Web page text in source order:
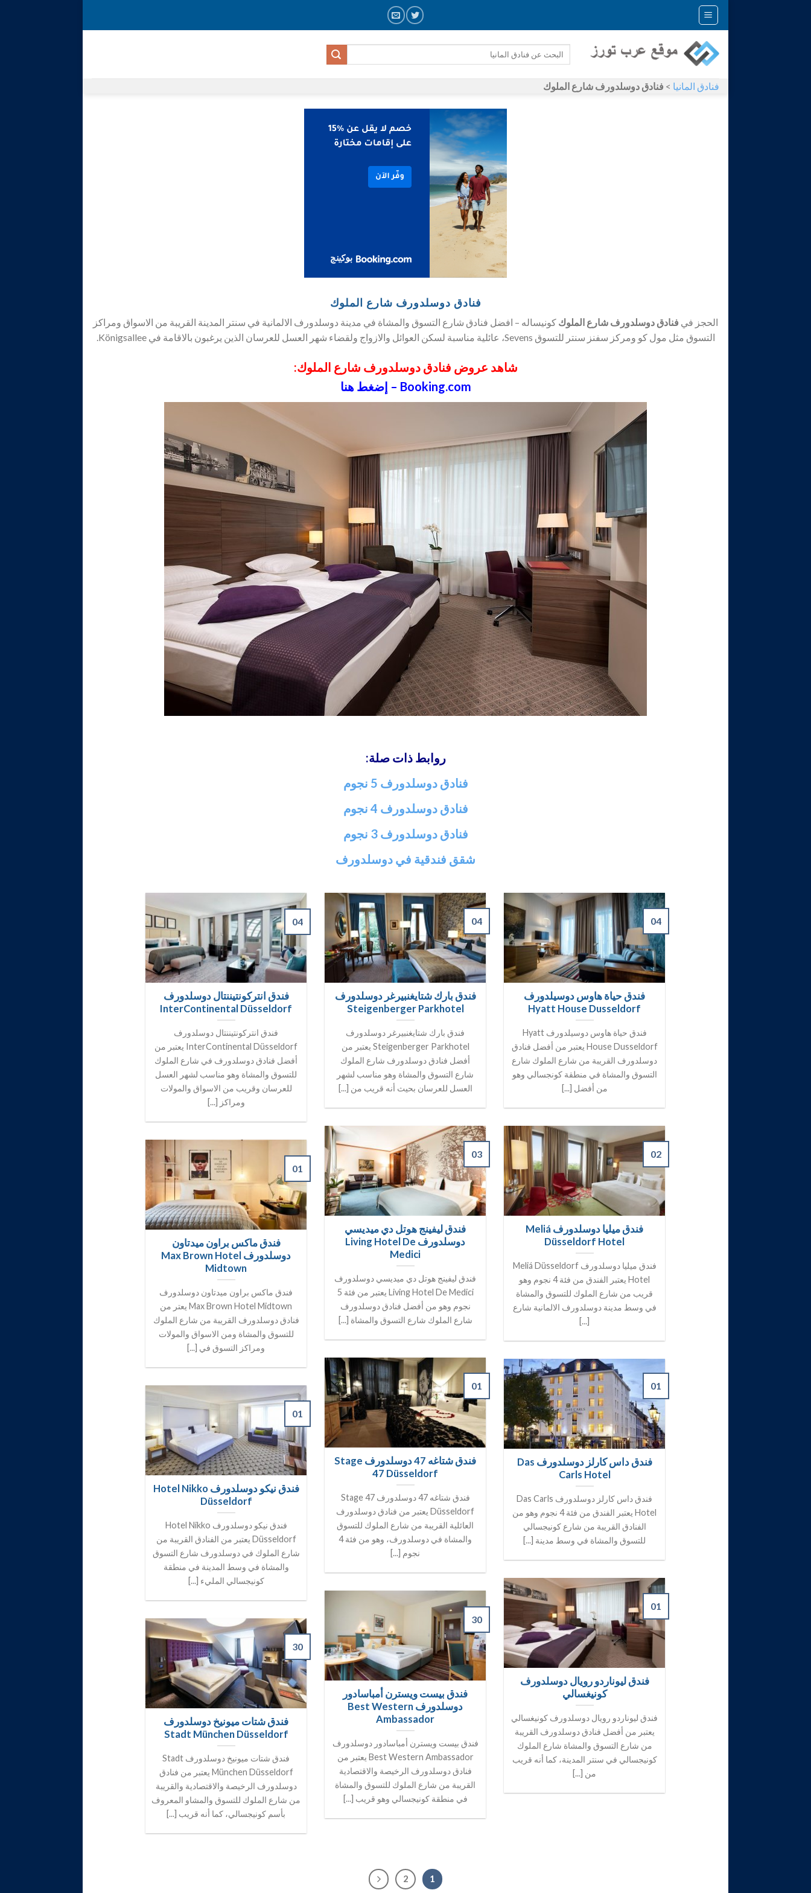
Skip
فنادق المانيا > فنادق دوسلدورف شارع الملوك
فنادق دوسلدورف شارع الملوك
الحجز في فنادق دوسلدورف شارع الملوك كونيساله – افضل فنادق شارع التسوق والمشاة في مدينة دوسلدورف الالمانية في سنتر المدينة القريبة من الاسواق ومراكز
التسوق مثل مول كو ومركز سفنز سنتر للتسوق Sevens، عائلية مناسبة لسكن العوائل والازواج ولقضاء شهر العسل للعرسان الذين يرغبون بالاقامة في Königsallee.
شاهد عروض فنادق دوسلدورف شارع الملوك:
Booking.com – إضغط هنا
روابط ذات صلة:
فنادق دوسلدورف 5 نجوم
فنادق دوسلدورف 4 نجوم
فنادق دوسلدورف 3 نجوم
شقق فندقية في دوسلدورف
فندق انتركونتيننتال دوسلدورف
InterContinental Düsseldorf
فندق انتركونتيننتال دوسلدورف
InterContinental Düsseldorf يعتبر من
أفضل فنادق دوسلدورف في شارع الملوك
للتسوق والمشاة وهو مناسب لشهر العسل
للعرسان وقريب من الاسواق والمولات
ومراكز [...]
04
فندق بارك شتايغنبيرغر دوسلدورف
Steigenberger Parkhotel
فندق بارك شتايغنبيرغر دوسلدورف
Steigenberger Parkhotel يعتبر من
أفضل فنادق دوسلدورف شارع الملوك
شارع التسوق والمشاة وهو مناسب لشهر
العسل للعرسان بحيث أنه قريب من [...]
04
فندق حياة هاوس دوسيلدورف
Hyatt House Dusseldorf
فندق حياة هاوس دوسيلدورف Hyatt
House Dusseldorf يعتبر من أفضل فنادق
دوسلدورف القريبة من شارع الملوك شارع
التسوق والمشاة في منطقة كونجسالي وهو
من أفضل [...]
04
فندق ليفينج هوتل دي ميديسي
دوسلدورف Living Hotel De
Medici
فندق ليفينج هوتل دي ميديسي دوسلدورف
Living Hotel De Medici يعتبر من فئة 5
نجوم وهو من أفضل فنادق دوسلدورف
شارع الملوك شارع التسوق والمشاة [...]
03
فندق ميليا دوسلدورف Meliá
Düsseldorf Hotel
فندق ميليا دوسلدورف Meliá Düsseldorf
Hotel يعتبر الفندق من فئة 4 نجوم وهو
قريب من شارع الملوك للتسوق والمشاة
في وسط مدينة دوسلدورف الالمانية شارع
[...]
02
فندق ماكس براون ميدتاون
دوسلدورف Max Brown Hotel
Midtown
فندق ماكس براون ميدتاون دوسلدورف
Max Brown Hotel Midtown يعتر من
فنادق دوسلدورف القريبة من شارع الملوك
للتسوق والمشاة ومن الاسواق والمولات
ومراكز التسوق في [...]
01
فندق شتاغه 47 دوسلدورف Stage
47 Düsseldorf
فندق شتاغه 47 دوسلدورف Stage 47
Düsseldorf يعتبر من فنادق دوسلدورف
العائلية القريبة من شارع الملوك للتسوق
والمشاة في دوسلدورف، وهو من فئة 4
نجوم [...]
01
فندق داس كارلز دوسلدورف Das
Carls Hotel
فندق داس كارلز دوسلدورف Das Carls
Hotel يعتبر الفندق من فئة 4 نجوم وهو من
الفنادق القريبة من شارع كونيجسالي
للتسوق والمشاة في وسط مدينة [...]
01
فندق نيكو دوسلدورف Hotel Nikko
Düsseldorf
فندق نيكو دوسلدورف Hotel Nikko
Düsseldorf يعتبر من الفنادق القريبة من
شارع الملوك في دوسلدورف شارع التسوق
والمشاة في وسط المدينة في منطقة
كونيجسالي المليء [...]
01
فندق ليوناردو رويال دوسلدورف
كونيغسالي
فندق ليوناردو رويال دوسلدورف كونيغسالي
يعتبر من أفضل فنادق دوسلدورف القريبة
من شارع التسوق والمشاة شارع الملوك
كونيجسالي في سنتر المدينة، كما أنه قريب
من [...]
01
فندق بيست ويسترن أمباسادور
دوسلدورف Best Western
Ambassador
فندق بيست ويسترن أمباسادور دوسلدورف
Best Western Ambassador يعتبر من
فنادق دوسلدورف الرخيصة والاقتصادية
القريبة من شارع الملوك للتسوق والمشاة
في منطقة كونيجسالي وهو قريب [...]
30
فندق شتات ميونيخ دوسلدورف
Stadt München Düsseldorf
فندق شتات ميونيخ دوسلدورف Stadt
München Düsseldorf يعتبر من فنادق
دوسلدورف الرخيصة والاقتصادية والقريبة
من شارع الملوك للتسوق والمشاو المعروف
بأسم كونيجسالي، كما أنه قريب [...]
30
1
2